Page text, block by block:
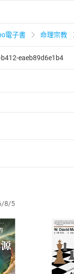
電子書 命理宗教
eaeb89d6e1b4
暨通訊交易解除權合
本店鋪所銷售之
。
登入樂天市場，
核通過後將為您
取消/退貨，恕無
車
cart
8/5